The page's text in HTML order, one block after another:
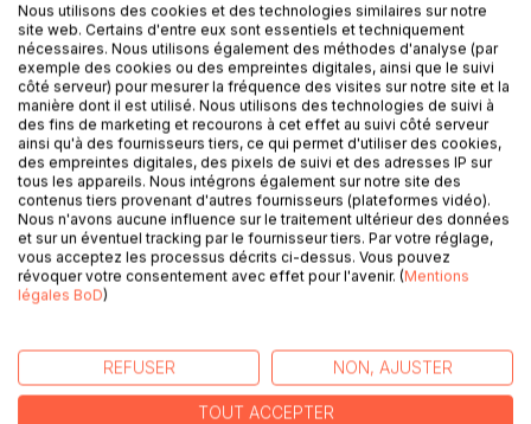
DESCRIPTION
Inspirés de la littérature japonaise classique, les sept récits
de ce recueil mettent l'accent sur les déclinaisons du
sentiment amoureux. Des temples zen aux brumes des
lacs, des souvenirs meublant la solitude d'un ermitage aux
villages au bord de l'océan, passions et traditions
s'affrontent pour proposer un itinéraire où l'amour et la
fatalité se croisent et s'entremêlent au pays de la beauté.
CRITIQUES PRESSE
Nous utilisons des cookies et des technologies similaires sur notre
site web. Certains d'entre eux sont essentiels et techniquement
nécessaires. Nous utilisons également des méthodes d'analyse (par
exemple des cookies ou des empreintes digitales, ainsi que le suivi
côté serveur) pour mesurer la fréquence des visites sur notre site et la
manière dont il est utilisé. Nous utilisons des technologies de suivi à
des fins de marketing et recourons à cet effet au suivi côté serveur
ainsi qu'à des fournisseurs tiers, ce qui permet d'utiliser des cookies,
des empreintes digitales, des pixels de suivi et des adresses IP sur
tous les appareils. Nous intégrons également sur notre site des
contenus tiers provenant d'autres fournisseurs (plateformes vidéo).
Nous n'avons aucune influence sur le traitement ultérieur des données
et sur un éventuel tracking par le fournisseur tiers. Par votre réglage,
vous acceptez les processus décrits ci-dessus. Vous pouvez
révoquer votre consentement avec effet pour l'avenir. (Mentions
légales BoD)
REFUSER NON, AJUSTER
TOUT ACCEPTER